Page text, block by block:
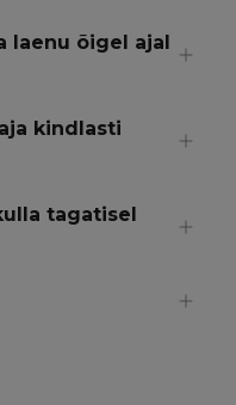
laenu õigel ajal
tagatisel